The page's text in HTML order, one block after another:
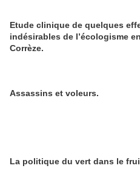
Etude clinique de quelques
indésirables de l’écologisme en
Corrèze.
Assassins et voleurs.
La politique du vert dans le